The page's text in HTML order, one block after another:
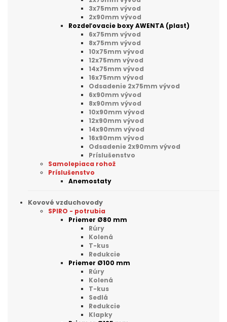
3x75mm vývod
2x90mm vývod
Rozdeľovacie boxy AWENTA (plast)
6x75mm vývod
8x75mm vývod
10x75mm vývod
12x75mm vývod
14x75mm vývod
16x75mm vývod
Odsadenie 2x75mm vývod
6x90mm vývod
8x90mm vývod
10x90mm vývod
12x90mm vývod
14x90mm vývod
16x90mm vývod
Odsadenie 2x90mm vývod
Príslušenstvo
Samolepiaca rohož
Príslušenstvo
Anemostaty
Kovové vzduchovody
SPIRO - potrubia
Priemer Ø80 mm
Rúry
Kolená
T-kus
Redukcie
Priemer Ø100 mm
Rúry
Kolená
T-kus
Sedlá
Redukcie
Klapky